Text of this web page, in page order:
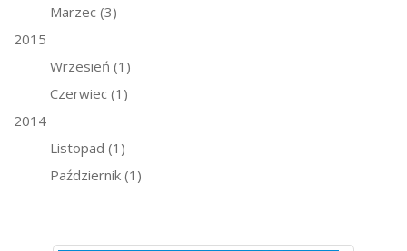
Marzec (3)
2015
Wrzesień (1)
Czerwiec (1)
2014
Listopad (1)
Październik (1)